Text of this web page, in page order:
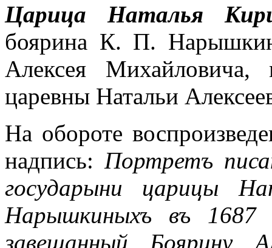
Царица Наталья
боярина К. П.
Алексея
царевны Натальи
На обороте
надпись: Портретъ
государыни царицы
Нарышкиныхъ въ
завещанный Боярину